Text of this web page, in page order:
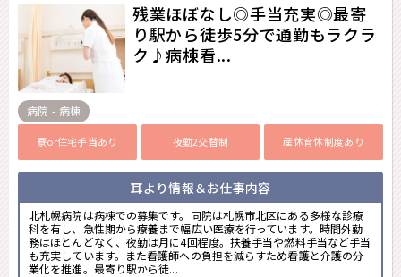
残業ほぼなし◎手当充実◎最寄
り駅から徒歩5分で通勤もラクラ
ク♪病棟看...
病院 - 病棟
寮or住宅手当あり 夜勤2交替制 産休育休制度あり
耳より情報＆お仕事内容
北札幌病院は病棟での募集です。同院は札幌市北区にある多様な診療
科を有し、急性期から療養まで幅広い医療を行っています。時間外勤
務はほとんどなく、夜勤は月に4回程度。扶養手当や燃料手当など手当
も充実しています。また看護師への負担を減らすため看護と介護の分
業化を推進。最寄り駅から徒...